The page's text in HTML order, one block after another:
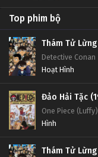
Top phim bộ
Thám Tử
Detective Conan
Hoạt Hình
Đảo Hải Tặc
One Piece (Luffy)
Hình
Thám Tử